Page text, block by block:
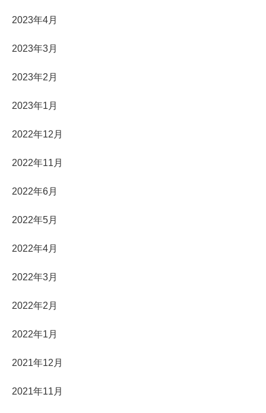
2023年4月
2023年3月
2023年2月
2023年1月
2022年12月
2022年11月
2022年6月
2022年5月
2022年4月
2022年3月
2022年2月
2022年1月
2021年12月
2021年11月